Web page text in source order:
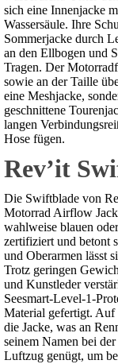
sich eine Innenjacke
Wassersäule. Ihre
Sommerjacke durch
an den Ellbogen und
Tragen. Der
sowie an der Taille
eine Meshjacke,
geschnittene
langen
Hose fügen.
Rev’it
Die Swiftblade von
Motorrad Airflow
wahlweise blauen
zertifiziert und betont
und Oberarmen lässt
Trotz geringen
und Kunstleder
Seesmart-Level-1-
Material gefertigt. Auf
die Jacke, was an
seinem Namen bei
Luftzug genügt, um